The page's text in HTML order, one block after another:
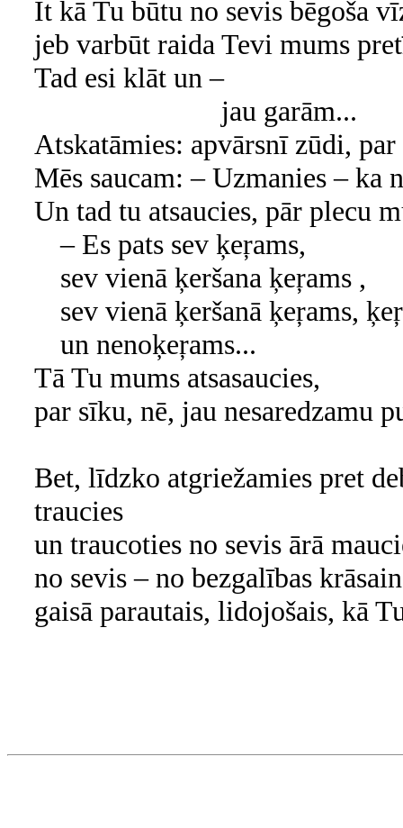
It kā Tu būtu no sevis bēgoša
jeb varbūt raida Tevi mums
Tad esi klāt un –
jau garām...
Atskatāmies: apvārsnī zūdi,
Mēs saucam: – Uzmanies – ka
Un tad tu atsaucies, pār plecu
– Es pats sev ķeŗams,
sev vienā ķeršana ķeŗams ,
sev vienā ķeršanā ķeŗams,
un nenoķeŗams...
Tā Tu mums atsasaucies,
par sīku, nē, jau nesaredzamu
Bet, līdzko atgriežamies pret
traucies
un traucoties no sevis ārā
no sevis – no bezgalības
gaisā parautais, lidojošais, kā